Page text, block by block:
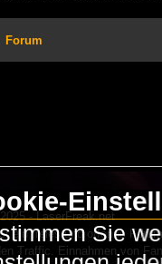
Forum
- LaserFreak.net
ein freies und offenes
Traffic. Einnahmen von
Sie